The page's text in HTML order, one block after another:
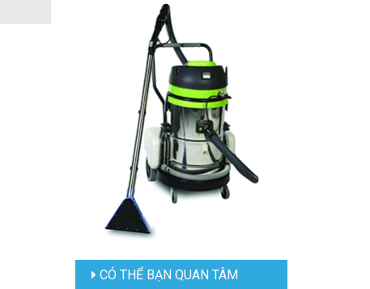
CÓ THỂ BẠN QUAN TÂM